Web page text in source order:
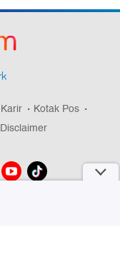
Karir
Kotak Pos
Disclaimer